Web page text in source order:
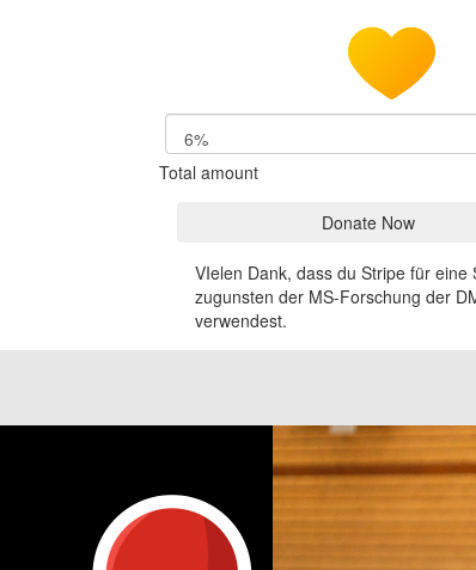
6%
Total amount
Donate Now
VIelen Dank, dass du Stripe für eine
zugunsten der MS-Forschung der
verwendest.